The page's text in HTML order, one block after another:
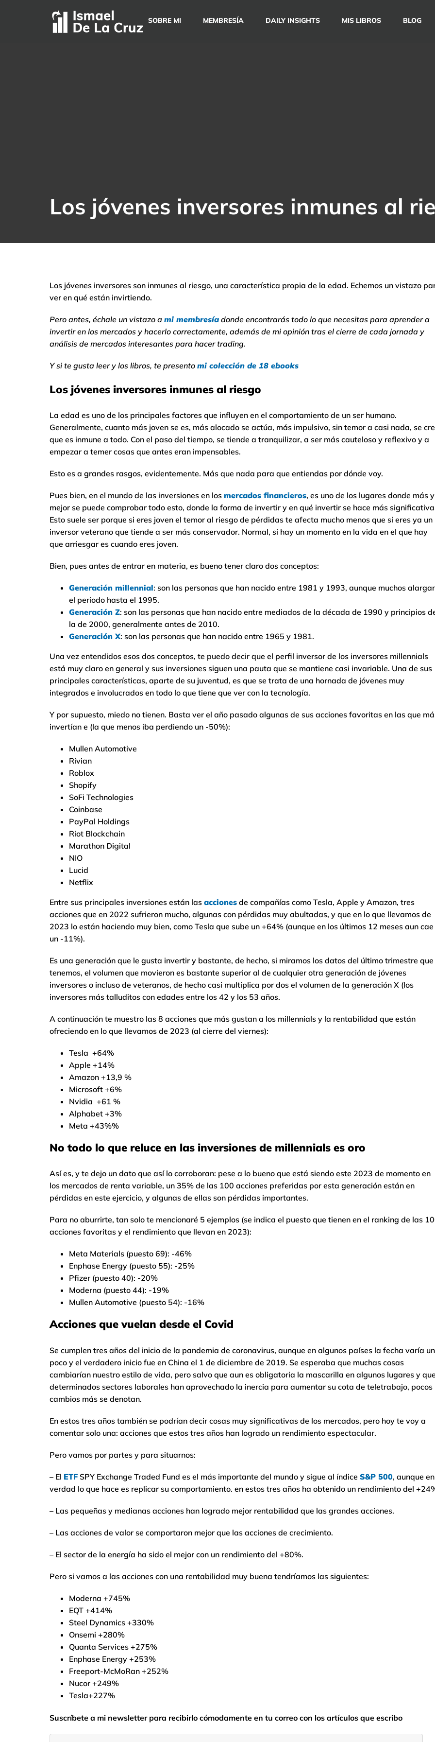
SOBRE MI MEMBRESÍA DAILY INSIGHTS MIS LIBROS BLOG
Los jóvenes inversores inmunes al
Los jóvenes inversores son inmunes al riesgo, una característica propia de la edad. Echemos un vistazo
ver en qué están invirtiendo.
Pero antes, échale un vistazo a mi membresía donde encontrarás todo lo que necesitas para aprender a
invertir en los mercados y hacerlo correctamente, además de mi opinión tras el cierre de cada jornada y
análisis de mercados interesantes para hacer trading.
Y si te gusta leer y los libros, te presento mi colección de 18 ebooks
Los jóvenes inversores inmunes al riesgo
La edad es uno de los principales factores que influyen en el comportamiento de un ser humano.
Generalmente, cuanto más joven se es, más alocado se actúa, más impulsivo, sin temor a casi nada, se
que es inmune a todo. Con el paso del tiempo, se tiende a tranquilizar, a ser más cauteloso y reflexivo y a
empezar a temer cosas que antes eran impensables.
Esto es a grandes rasgos, evidentemente. Más que nada para que entiendas por dónde voy.
Pues bien, en el mundo de las inversiones en los mercados financieros, es uno de los lugares donde más y
mejor se puede comprobar todo esto, donde la forma de invertir y en qué invertir se hace más
Esto suele ser porque si eres joven el temor al riesgo de pérdidas te afecta mucho menos que si eres ya un
inversor veterano que tiende a ser más conservador. Normal, si hay un momento en la vida en el que hay
que arriesgar es cuando eres joven.
Bien, pues antes de entrar en materia, es bueno tener claro dos conceptos:
Generación millennial: son las personas que han nacido entre 1981 y 1993, aunque muchos
el periodo hasta el 1995.
Generación Z: son las personas que han nacido entre mediados de la década de 1990 y principios
la de 2000, generalmente antes de 2010.
Generación X: son las personas que han nacido entre 1965 y 1981.
Una vez entendidos esos dos conceptos, te puedo decir que el perfil inversor de los inversores millennials
está muy claro en general y sus inversiones siguen una pauta que se mantiene casi invariable. Una de sus
principales características, aparte de su juventud, es que se trata de una hornada de jóvenes muy
integrados e involucrados en todo lo que tiene que ver con la tecnología.
Y por supuesto, miedo no tienen. Basta ver el año pasado algunas de sus acciones favoritas en las que
invertían e (la que menos iba perdiendo un -50%):
Mullen Automotive
Rivian
Roblox
Shopify
SoFi Technologies
Coinbase
PayPal Holdings
Riot Blockchain
Marathon Digital
NIO
Lucid
Netflix
Entre sus principales inversiones están las acciones de compañías como Tesla, Apple y Amazon, tres
acciones que en 2022 sufrieron mucho, algunas con pérdidas muy abultadas, y que en lo que llevamos de
2023 lo están haciendo muy bien, como Tesla que sube un +64% (aunque en los últimos 12 meses aun cae
un -11%).
Es una generación que le gusta invertir y bastante, de hecho, si miramos los datos del último trimestre que
tenemos, el volumen que movieron es bastante superior al de cualquier otra generación de jóvenes
inversores o incluso de veteranos, de hecho casi multiplica por dos el volumen de la generación X (los
inversores más talluditos con edades entre los 42 y los 53 años.
A continuación te muestro las 8 acciones que más gustan a los millennials y la rentabilidad que están
ofreciendo en lo que llevamos de 2023 (al cierre del viernes):
Tesla +64%
Apple +14%
Amazon +13,9 %
Microsoft +6%
Nvidia +61 %
Alphabet +3%
Meta +43%%
No todo lo que reluce en las inversiones de millennials es oro
Así es, y te dejo un dato que así lo corroboran: pese a lo bueno que está siendo este 2023 de momento en
los mercados de renta variable, un 35% de las 100 acciones preferidas por esta generación están en
pérdidas en este ejercicio, y algunas de ellas son pérdidas importantes.
Para no aburrirte, tan solo te mencionaré 5 ejemplos (se indica el puesto que tienen en el ranking de las
acciones favoritas y el rendimiento que llevan en 2023):
Meta Materials (puesto 69): -46%
Enphase Energy (puesto 55): -25%
Pfizer (puesto 40): -20%
Moderna (puesto 44): -19%
Mullen Automotive (puesto 54): -16%
Acciones que vuelan desde el Covid
Se cumplen tres años del inicio de la pandemia de coronavirus, aunque en algunos países la fecha varía un
poco y el verdadero inicio fue en China el 1 de diciembre de 2019. Se esperaba que muchas cosas
cambiarían nuestro estilo de vida, pero salvo que aun es obligatoria la mascarilla en algunos lugares y
determinados sectores laborales han aprovechado la inercia para aumentar su cota de teletrabajo, pocos
cambios más se denotan.
En estos tres años también se podrían decir cosas muy significativas de los mercados, pero hoy te voy a
comentar solo una: acciones que estos tres años han logrado un rendimiento espectacular.
Pero vamos por partes y para situarnos:
– El ETF SPY Exchange Traded Fund es el más importante del mundo y sigue al índice S&P 500, aunque en
verdad lo que hace es replicar su comportamiento. en estos tres años ha obtenido un rendimiento del
– Las pequeñas y medianas acciones han logrado mejor rentabilidad que las grandes acciones.
– Las acciones de valor se comportaron mejor que las acciones de crecimiento.
– El sector de la energía ha sido el mejor con un rendimiento del +80%.
Pero si vamos a las acciones con una rentabilidad muy buena tendríamos las siguientes:
Moderna +745%
EQT +414%
Steel Dynamics +330%
Onsemi +280%
Quanta Services +275%
Enphase Energy +253%
Freeport-McMoRan +252%
Nucor +249%
Tesla+227%
Suscríbete a mi newsletter para recibirlo cómodamente en tu correo con los artículos que escribo